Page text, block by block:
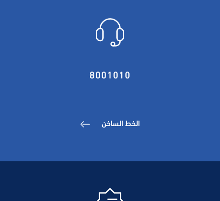
8001010
الخط الساخن